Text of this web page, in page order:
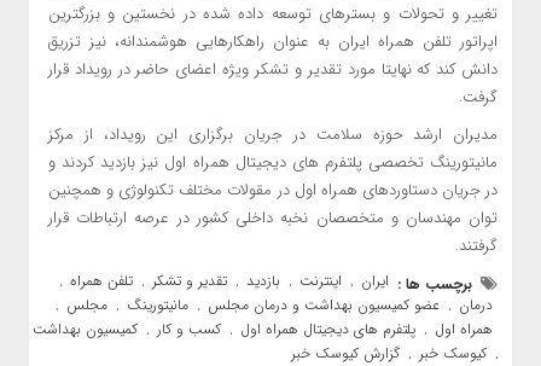
تغییر و تحولات و بسترهای توسعه داده شده در نخستین و بزرگترین
اپراتور تلفن همراه ایران به عنوان راهکارهایی هوشمندانه، نیز تزریق
دانش کند که نهایتا مورد تقدیر و تشکر ویژه اعضای حاضر در رویداد قرار
گرفت.
مدیران ارشد حوزه سلامت در جریان برگزاری این رویداد، از مرکز
مانیتورینگ تخصصی پلتفرم های دیجیتال همراه اول نیز بازدید کردند و
در جریان دستاوردهای همراه اول در مقولات مختلف تکنولوژی و همچنین
توان مهندسان و متخصصان نخبه داخلی کشور در عرصه ارتباطات قرار
گرفتند.
برچسب ها : ایران , اینترنت , بازدید , تقدیر و تشکر , تلفن همراه ,
درمان , عضو کمیسیون بهداشت و درمان مجلس , مانیتورینگ , مجلس ,
همراه اول , پلتفرم های دیجیتال همراه اول , کسب و کار , کمیسیون بهداشت
, کیوسک خبر , گزارش کیوسک خبر